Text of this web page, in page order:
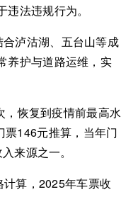
法违规行为。
泸沽湖、五台山等成
养护与道路运维，实
恢复到疫情前最高水
146元推算，当年门
来源之一。
算，2025年车票收